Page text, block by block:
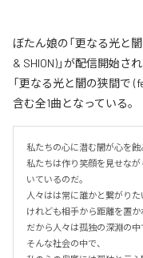
ぼたん娘の「更なる光と
& SHION)」が配信開始さ
「更なる光と闇の狭間で
含む全1曲となっている。
私たちの心に潜む闇が心を蝕
私たちは作り笑顔を見せな
いているのだ。
人々はは常に誰かと繋がり
けれども相手から距離を置か
だから人々は孤独の深淵の中
そんな社会の中で、